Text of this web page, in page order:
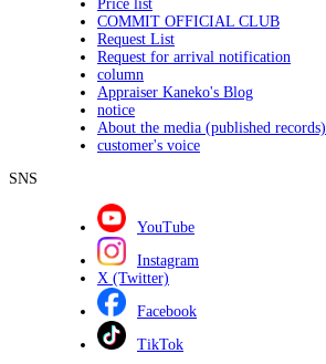
Price list
COMMIT OFFICIAL CLUB
Request List
Request for arrival notification
column
Appraiser Kaneko's Blog
notice
About the media (published records)
customer's voice
SNS
YouTube
Instagram
X (Twitter)
Facebook
TikTok